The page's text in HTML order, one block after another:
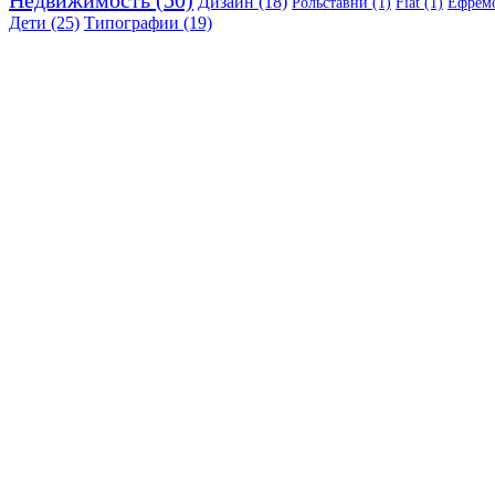
Дети (25) Типографии (19)